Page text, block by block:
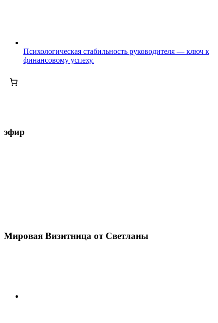
Психологическая стабильность руководителя — ключ к
финансовому успеху.
эфир
Мировая Визитница от Светланы